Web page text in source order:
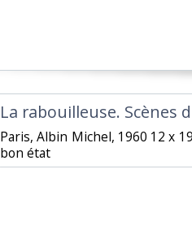
‎La rabouilleuse. Scènes
‎Paris, Albin Michel, 1960 12 x
bon état‎